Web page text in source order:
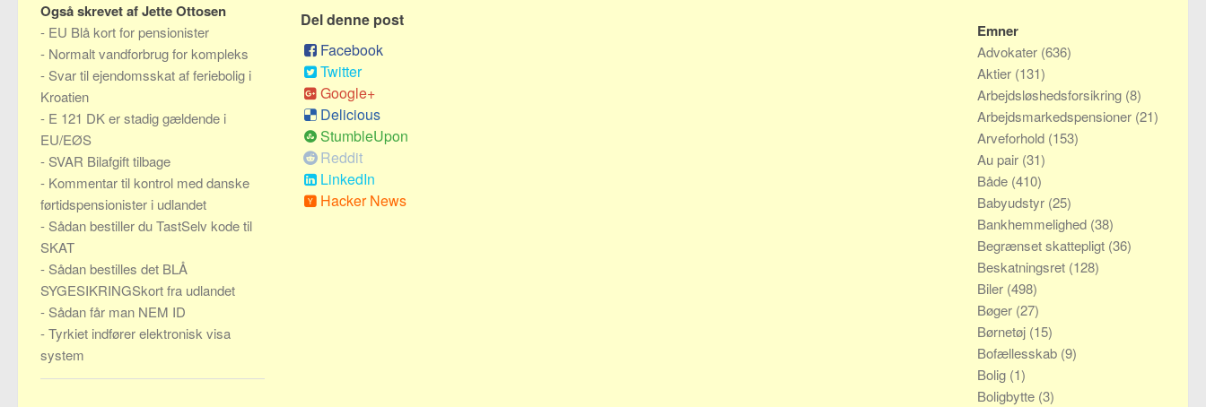
Del denne post
Facebook
Twitter
Google+
Delicious
StumbleUpon
Reddit
LinkedIn
Hacker News
Også skrevet af Jette Ottosen
- EU Blå kort for pensionister
- Normalt vandforbrug for kompleks
- Svar til ejendomsskat af feriebolig i
Kroatien
- E 121 DK er stadig gældende i
EU/EØS
- SVAR Bilafgift tilbage
- Kommentar til kontrol med danske
førtidspensionister i udlandet
- Sådan bestiller du TastSelv kode til
SKAT
- Sådan bestilles det BLÅ
SYGESIKRINGSkort fra udlandet
- Sådan får man NEM ID
-Tyrkiet indfører elektronisk visa
system
Emner
Advokater (636)
Aktier (131)
Arbejdsløshedsforsikring (8)
Arbejdsmarkedspensioner (21)
Arveforhold (153)
Au pair (31)
Både (410)
Babyudstyr (25)
Bankhemmelighed (38)
Begrænset skattepligt (36)
Beskatningsret (128)
Biler (498)
Bøger (27)
Børnetøj (15)
Bofællesskab (9)
Bolig (1)
Boligbytte (3)